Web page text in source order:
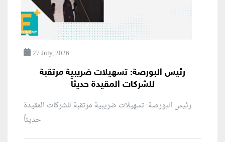
27 July, 2026
رئيس البورصة: تسهيلات ضريبية مرتقبة
للشركات المقيدة حديثاً
رئيس البورصة: تسهيلات ضريبية مرتقبة للشركات المقيدة